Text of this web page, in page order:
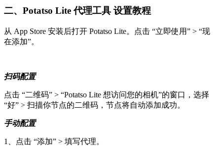
二、Potatso Lite 代理工具 设置教程
从 App Store 安装后打开 Potatso Lite。点击 “立即使用” > “现
在添加”。
扫码配置
点击 “二维码” > “Potatso Lite 想访问您的相机”的窗口，选择
“好” > 扫描你节点的二维码，节点将自动添加成功。
手动配置
1、点击 “添加” > 填写代理。